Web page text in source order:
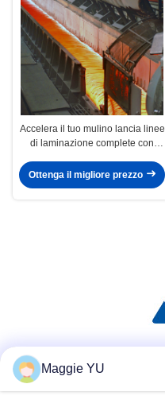
Accelera il tuo mulino lancia linee
di laminazione complete con
Ottenga il migliore prezzo
Maggie YU